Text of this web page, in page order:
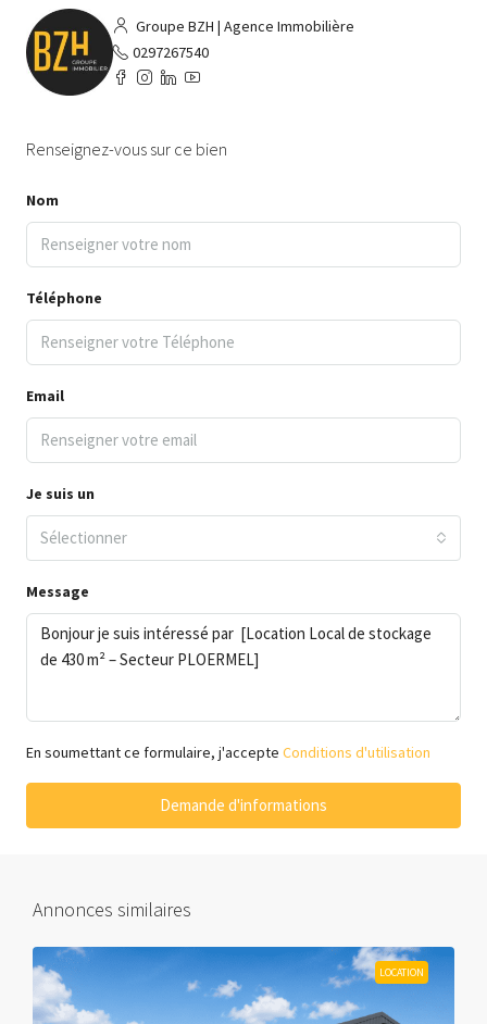
Groupe BZH | Agence Immobilière
0297267540
Renseignez-vous sur ce bien
Nom
Téléphone
Email
Je suis un
Sélectionner
Message
En soumettant ce formulaire, j'accepte Conditions d'utilisation
Demande d'informations
Annonces similaires
LOCATION